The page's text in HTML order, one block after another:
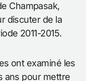
Champasak,
discuter de la
2011-2015.
ont examiné les
ans pour mettre